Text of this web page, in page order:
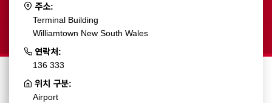
주소:
Terminal Building
Williamtown New South Wales
연락처:
136 333
위치 구분:
Airport